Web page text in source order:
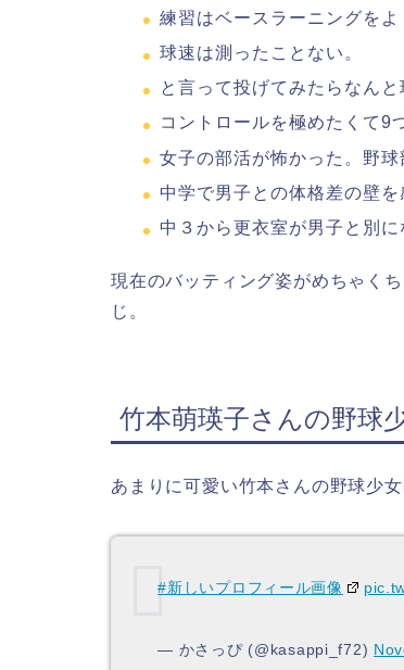
練習はベースラーニングをよ
球速は測ったことない。
と言って投げてみたらなんと
コントロールを極めたくて9
女子の部活が怖かった。野球
中学で男子との体格差の壁を
中３から更衣室が男子と別に
現在のバッティング姿がめちゃく
じ。
竹本萌瑛子さんの野球
あまりに可愛い竹本さんの野球少
#新しいプロフィール画像
— かさっぴ (@kasappi_f72)